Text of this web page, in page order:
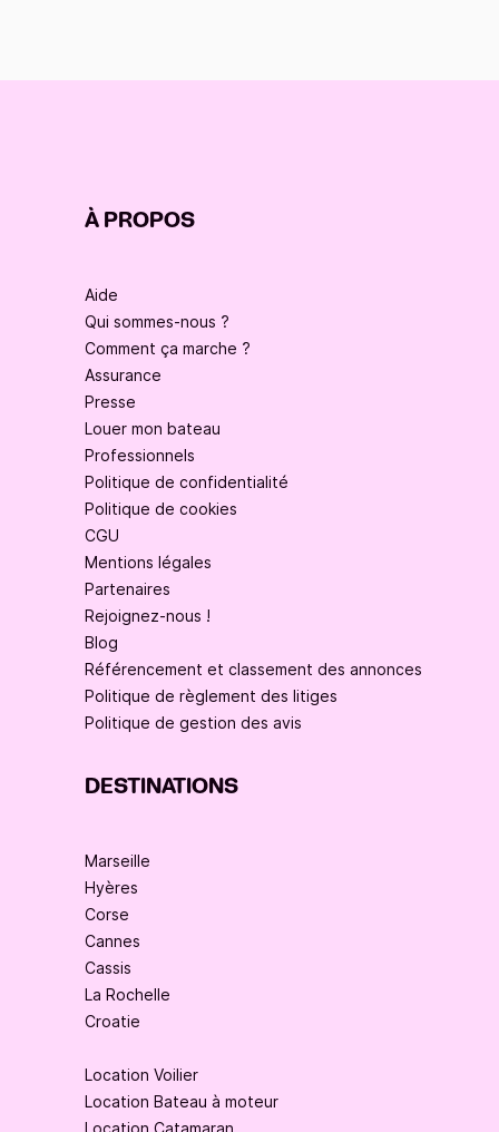
À PROPOS
Aide
Qui sommes-nous ?
Comment ça marche ?
Assurance
Presse
Louer mon bateau
Professionnels
Politique de confidentialité
Politique de cookies
CGU
Mentions légales
Partenaires
Rejoignez-nous !
Blog
Référencement et classement des annonces
Politique de règlement des litiges
Politique de gestion des avis
DESTINATIONS
Marseille
Hyères
Corse
Cannes
Cassis
La Rochelle
Croatie
Location Voilier
Location Bateau à moteur